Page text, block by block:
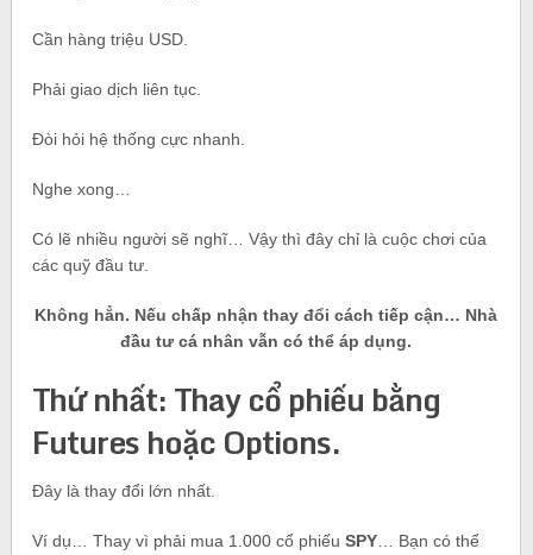
Cần hàng triệu USD.
Phải giao dịch liên tục.
Đòi hỏi hệ thống cực nhanh.
Nghe xong…
Có lẽ nhiều người sẽ nghĩ… Vậy thì đây chỉ là cuộc chơi của
các quỹ đầu tư.
Không hẳn. Nếu chấp nhận thay đổi cách tiếp cận… Nhà
đầu tư cá nhân vẫn có thể áp dụng.
Thứ nhất: Thay cổ phiếu bằng
Futures hoặc Options.
Đây là thay đổi lớn nhất.
Ví dụ… Thay vì phải mua 1.000 cổ phiếuSPY … Bạn có thể